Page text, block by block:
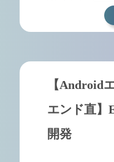
【Android
エンド直】
開発